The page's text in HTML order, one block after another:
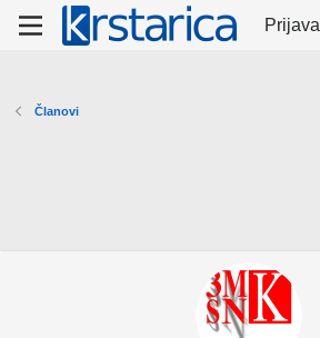
Prijava
Članovi